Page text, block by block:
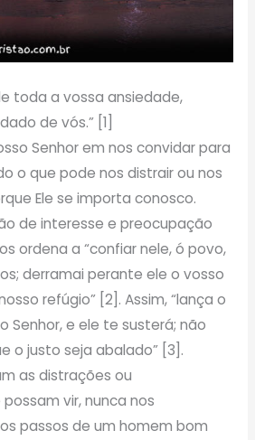
toda a vossa ansiedade,
de vós.” [1]
Senhor em nos convidar para
o que pode nos distrair ou nos
Ele se importa conosco.
de interesse e preocupação
ordena a “confiar nele, ó povo,
derramai perante ele o vosso
refúgio” [2]. Assim, “lança o
Senhor, e ele te susterá; não
o justo seja abalado” [3].
as distrações ou
vir, nunca nos
passos de um homem bom